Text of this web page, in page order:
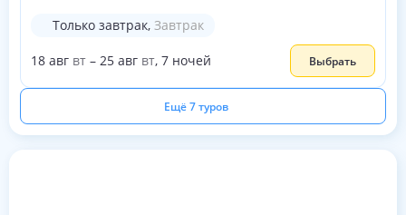
Только завтрак, Завтрак
18 авг вт – 25 авг вт, 7 ночей Выбрать
Ещё 7 туров